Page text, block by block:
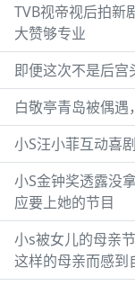
TVB视帝视后拍新
大赞够专业
即便这次不是后宫
白敬亭青岛被偶
小S汪小菲互动喜
小S金钟奖透露没
应要上她的节目
小s被女儿的母亲
这样的母亲而感到